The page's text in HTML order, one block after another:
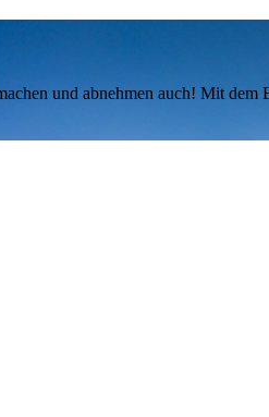
und abnehmen auch! Mit